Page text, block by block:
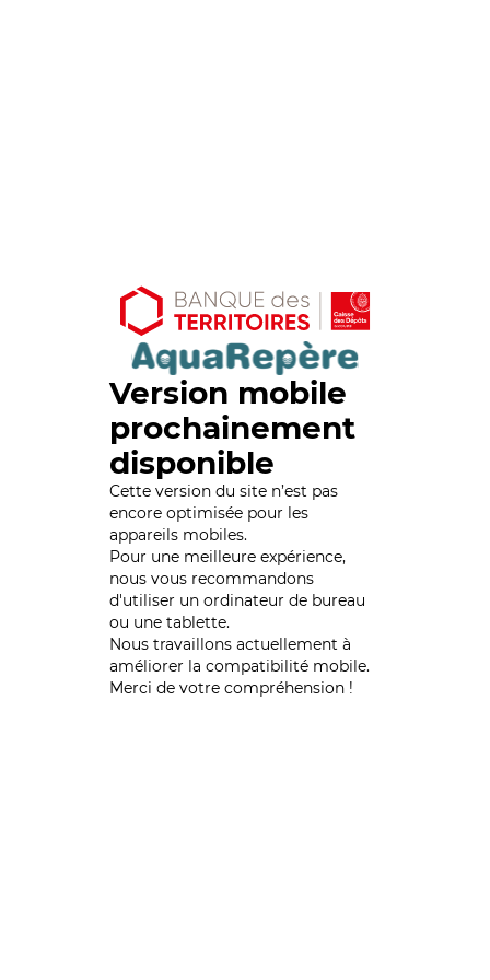
Version mobile
prochainement
disponible
Cette version du site n’est pas
encore optimisée pour les
appareils mobiles.
Pour une meilleure expérience,
nous vous recommandons
d'utiliser un ordinateur de bureau
ou une tablette.
Nous travaillons actuellement à
améliorer la compatibilité mobile.
Merci de votre compréhension !